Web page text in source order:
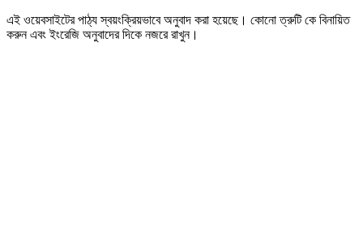
এই ওয়েবসাইটের পাঠ্য স্বয়ংক্রিয়ভাবে অনুবাদ করা হয়েছে। কোনো ত্রুটি কে বিনায়িত
করুন এবং ইংরেজি অনুবাদের দিকে নজরে রাখুন।